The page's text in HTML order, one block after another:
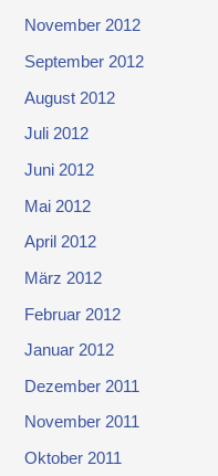
November 2012
September 2012
August 2012
Juli 2012
Juni 2012
Mai 2012
April 2012
März 2012
Februar 2012
Januar 2012
Dezember 2011
November 2011
Oktober 2011